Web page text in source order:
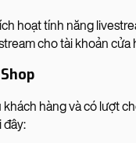
hoạt tính năng
cho tài khoản cửa
hàng và có lượt
đây: